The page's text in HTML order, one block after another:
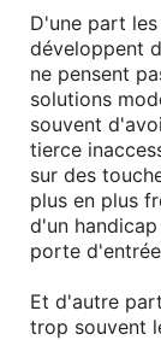
D'une part
développent
ne pensent
solutions
souvent
tierce
sur des
plus en plus
d'un
porte
Et d'autre
trop souvent